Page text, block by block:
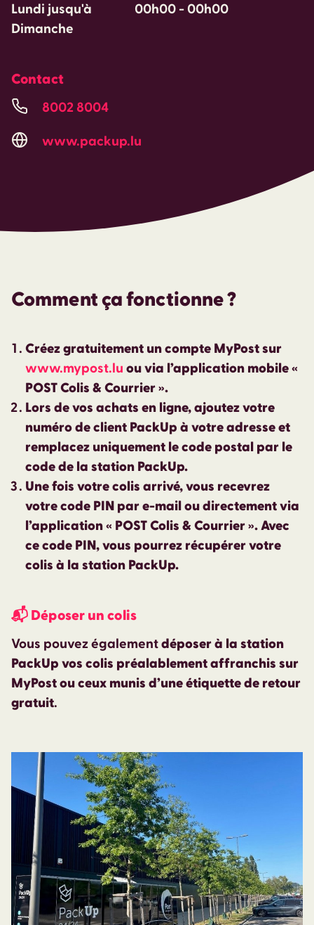
Lundi jusqu'à
Dimanche
00h00 -00h00
Contact
8002 8004
www.packup.lu
Comment ça fonctionne ?
Créez gratuitement un compte MyPost sur
www.mypost.lu ou via l’application mobile «
POST Colis & Courrier ».
Lors de vos achats en ligne, ajoutez votre
numéro de client PackUp à votre adresse et
remplacez uniquement le code postal par le
code de la station PackUp.
Une fois votre colis arrivé, vous recevrez
votre code PIN par e-mail ou directement via
l’application « POST Colis & Courrier ». Avec
ce code PIN, vous pourrez récupérer votre
colis à la station PackUp.
📬Déposer un colis
Vous pouvez égalementdéposer à la station
PackUp vos colis préalablement affranchis sur
MyPost ou ceux munis d’une étiquette de retour
gratuit.